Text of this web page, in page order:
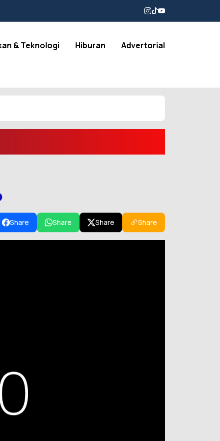
& Teknologi Hiburan Advertorial
Share Share Share Share